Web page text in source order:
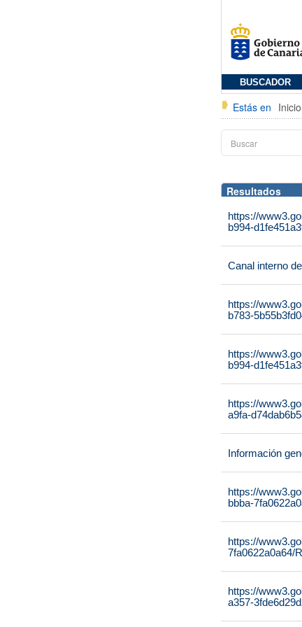
BUSCADOR
Estás en Inicio
Resultados
https://
b994-
Canal interno
https://
b783-
https://
b994-
https://
a9fa-
Información
https://
bbba-
https://
7fa0622a0a64/
https://
a357-